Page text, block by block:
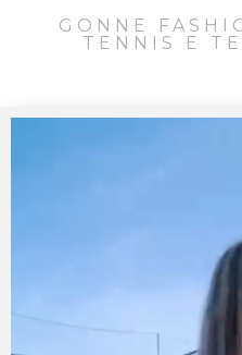
GONNE
TENNIS E